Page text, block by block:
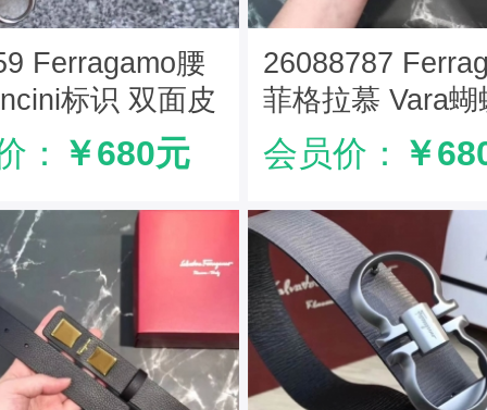
Ferragamo腰
标识 双面皮
格慕女款腰带
： ￥680元
26088787
菲格拉慕 Vara蝴
女士腰带 红色
会员价： ￥